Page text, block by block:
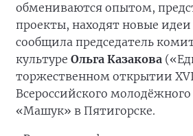
обмениваются опытом,
проекты, находят новые
сообщила председатель
культуре Ольга Казакова
торжественном открытии
Всероссийского
«Машук» в Пятигорске.